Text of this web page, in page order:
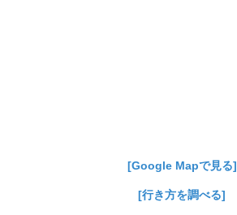
[Google Mapで見る]
[行き方を調べる]